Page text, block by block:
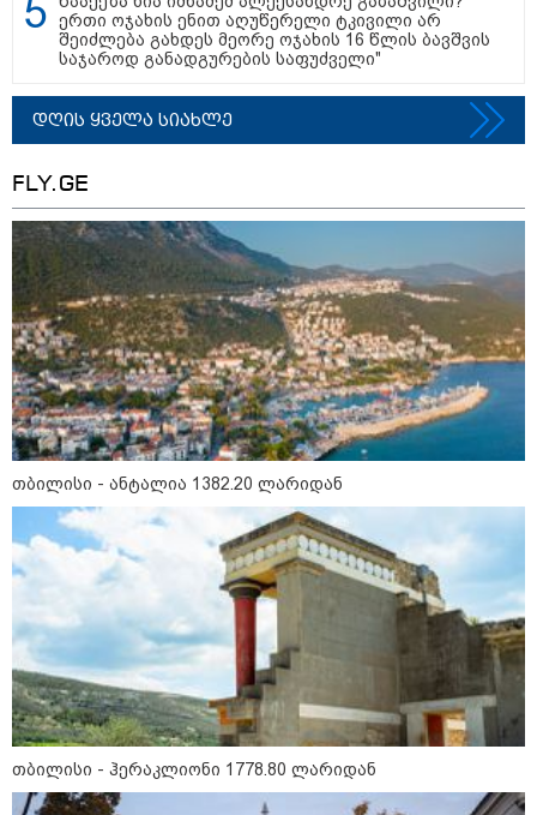
12:34 / 08-08-2026
რას აცხადებს ირაკლი კობახიძე
ელექტროენერგიის რამდენჯერმე
გათიშვასთან დაკავშირებით?
19:32 / 08-08-2026
"სიმბოლურია, რომ კობახიძის
მოღალატეობრივი განცხადება
საქართველოს
თავისუფლებისთვის შეწირული
გმირების მემორიალზე
გაკეთდა" - "ნაციონალური
მოძრაობა"
19:03 / 08-08-2026
"მკაცრად ვგმობთ ირაკლი
კობახიძის განცხადებას" -
"კოალიცია ცვლილებისთვის"
16:33 / 08-08-2026
ერთი ოჯახის ენით აღუწერელი ტკივილი არ
შეიძლება გახდეს მეორე ოჯახის 16 წლის ბავშვის
საჯაროდ განადგურების საფუძველი"
დღის ყველა სიახლე
FLY.GE
თბილისი - ანტალია 1382.20 ლარიდან
თბილისი - ჰერაკლიონი 1778.80 ლარიდან